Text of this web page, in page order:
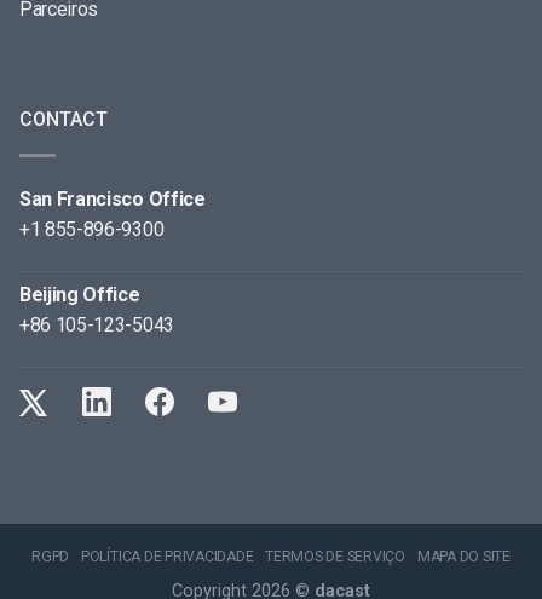
Parceiros
CONTACT
San Francisco Office
+1 855-896-9300
Beijing Office
+86 105-123-5043
RGPD POLÍTICA DE PRIVACIDADE TERMOS DE SERVIÇO MAPA DO SITE
Copyright 2026 © dacast